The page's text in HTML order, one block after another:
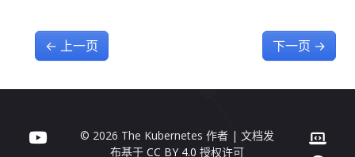
← 上一页 下一页 →
© 2026 The Kubernetes 作者 | 文档发
布基于CC BY 4.0 授权许可